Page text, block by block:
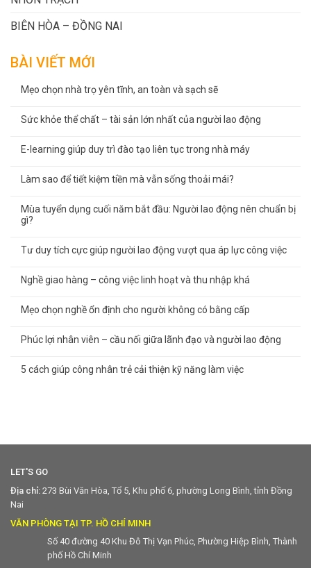
BIÊN HÒA – ĐỒNG NAI
BÀI VIẾT MỚI
Mẹo chọn nhà trọ yên tĩnh, an toàn và sạch sẽ
Sức khỏe thể chất – tài sản lớn nhất của người lao động
E-learning giúp duy trì đào tạo liên tục trong nhà máy
Làm sao để tiết kiệm tiền mà vẫn sống thoải mái?
Mùa tuyển dụng cuối năm bắt đầu: Người lao động nên chuẩn bị
gì?
Tư duy tích cực giúp người lao động vượt qua áp lực công việc
Nghề giao hàng – công việc linh hoạt và thu nhập khá
Mẹo chọn nghề ổn định cho người không có bằng cấp
Phúc lợi nhân viên – cầu nối giữa lãnh đạo và người lao động
5 cách giúp công nhân trẻ cải thiện kỹ năng làm việc
LET'S GO
Địa chỉ: 273 Bùi Văn Hòa, Tổ 5, Khu phố 6, phường Long Bình, tỉnh Đồng
Nai
VĂN PHÒNG TẠI TP. HỒ CHÍ MINH
Số 40 đường 40 Khu Đô Thị Vạn Phúc, Phường Hiệp Bình, Thành
phố Hồ Chí Minh